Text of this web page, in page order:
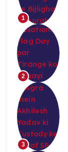
1
2
3